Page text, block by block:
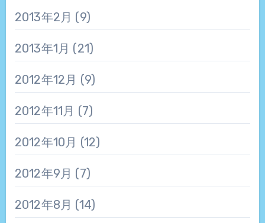
2013年2月 (9)
2013年1月 (21)
2012年12月 (9)
2012年11月 (7)
2012年10月 (12)
2012年9月 (7)
2012年8月 (14)